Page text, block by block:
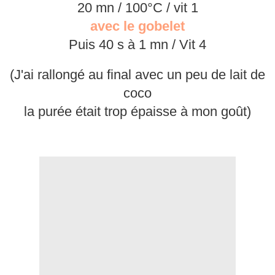
20 mn / 100°C / vit 1
avec le gobelet
Puis 40 s à 1 mn / Vit 4
(J'ai rallongé au final avec un peu de lait de
coco
la purée était trop épaisse à mon goût)